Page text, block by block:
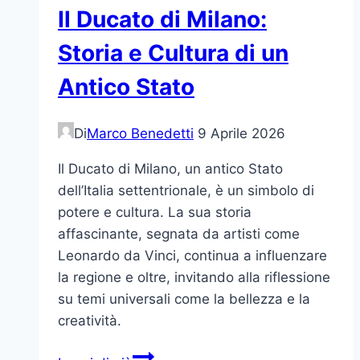
Il Ducato di Milano:
Storia e Cultura di un
Antico Stato
DiMarco Benedetti 9 Aprile 2026
Il Ducato di Milano, un antico Stato
dell’Italia settentrionale, è un simbolo di
potere e cultura. La sua storia
affascinante, segnata da artisti come
Leonardo da Vinci, continua a influenzare
la regione e oltre, invitando alla riflessione
su temi universali come la bellezza e la
creatività.
Il